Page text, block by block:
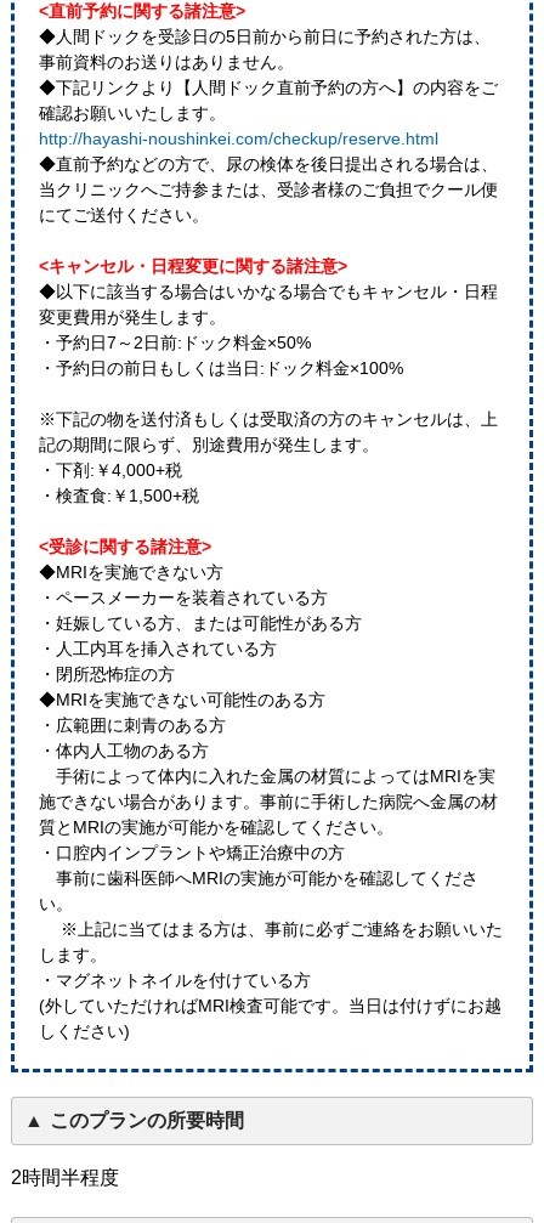
<直前予約に関する諸注意>
◆人間ドックを受診日の5日前から前日に予約された方は、
事前資料のお送りはありません。
◆下記リンクより【人間ドック直前予約の方へ】の内容をご
確認お願いいたします。
http://hayashi-noushinkei.com/checkup/reserve.html
◆直前予約などの方で、尿の検体を後日提出される場合は、
当クリニックへご持参または、受診者様のご負担でクール便
にてご送付ください。
<キャンセル・日程変更に関する諸注意>
◆以下に該当する場合はいかなる場合でもキャンセル・日程
変更費用が発生します。
・予約日7～2日前:ドック料金×50%
・予約日の前日もしくは当日:ドック料金×100%
※下記の物を送付済もしくは受取済の方のキャンセルは、上
記の期間に限らず、別途費用が発生します。
・下剤:￥4,000+税
・検査食:￥1,500+税
<受診に関する諸注意>
◆MRIを実施できない方
・ペースメーカーを装着されている方
・妊娠している方、または可能性がある方
・人工内耳を挿入されている方
・閉所恐怖症の方
◆MRIを実施できない可能性のある方
・広範囲に刺青のある方
・体内人工物のある方
手術によって体内に入れた金属の材質によってはMRIを実
施できない場合があります。事前に手術した病院へ金属の材
質とMRIの実施が可能かを確認してください。
・口腔内インプラントや矯正治療中の方
事前に歯科医師へMRIの実施が可能かを確認してくださ
い。
※上記に当てはまる方は、事前に必ずご連絡をお願いいた
します。
・マグネットネイルを付けている方
(外していただければMRI検査可能です。当日は付けずにお越
しください)
このプランの所要時間
2時間半程度